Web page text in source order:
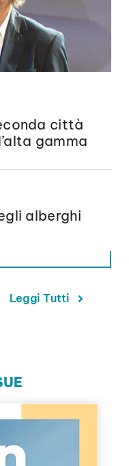
città
gamma
alberghi
Leggi Tutti